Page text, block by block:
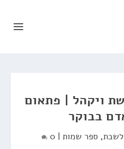
ויקהל | פתאום
בבוקר
לשבת, ספר שמות |
0